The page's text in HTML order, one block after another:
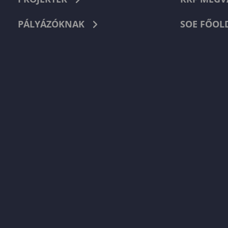
PÁLYÁZÓKNAK SOE